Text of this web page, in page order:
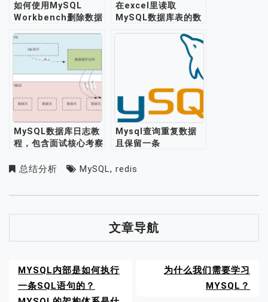
如何使用MySQL
Workbench删除数据
在excel里读取
MySQL数据库表的数
MySQL数据库日志教
程，包含面试核心考察
Mysql查询重复数据
且保留一条
总结分析 MySQL, redis
文章导航
MYSQL内部是如何执行
一条SQL语句的？
为什么我们需要学习
MYSQL？